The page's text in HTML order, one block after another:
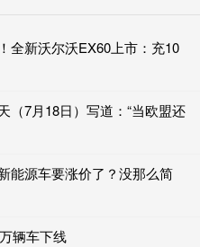
全新沃尔沃EX60上市：充10
（7月18日）写道：“当欧盟还
能源车要涨价了？没那么简
辆车下线